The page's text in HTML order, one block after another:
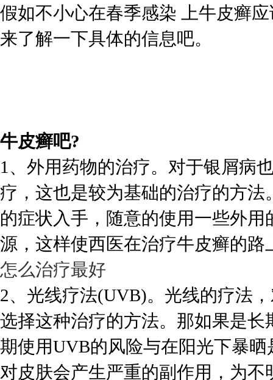
假如不小心在春季感染 上牛皮癣
来了解一下具体的信息吧。
牛皮癣吧?
1、外用药物的治疗。对于银屑病
疗，这也是较为基础的治疗的方
的症状入手，随意的使用一些外
源，这样使西医在治疗牛皮癣的
怎么治疗最好
2、光线疗法(UVB)。光线的疗法
选择这种治疗的方法。那如果是
期使用UVB的风险与在阳光下暴
对皮肤会产生严重的副作用，为不